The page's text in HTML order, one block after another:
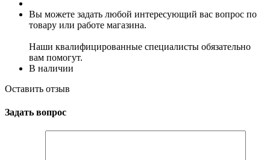
Вы можете задать любой интересующий вас вопрос по
товару или работе магазина.
Наши квалифицированные специалисты обязательно
вам помогут.
В наличии
Оставить отзыв
Задать вопрос